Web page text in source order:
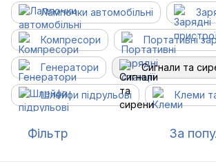
Лампочки автомобільні
Компресори Портативні
Генератори Сигнали та
Шлейфи підрульові Клеми
Фільтр За